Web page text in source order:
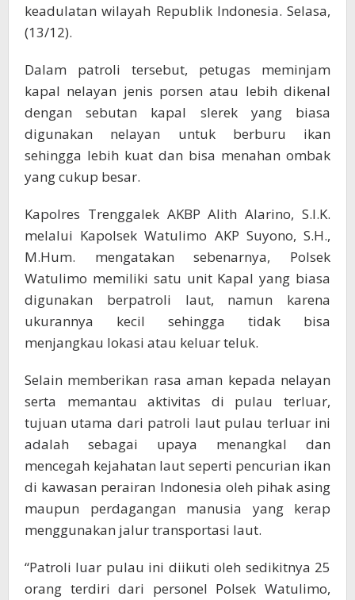
keadulatan wilayah Republik Indonesia. Selasa,
(13/12).
Dalam patroli tersebut, petugas meminjam
kapal nelayan jenis porsen atau lebih dikenal
dengan sebutan kapal slerek yang biasa
digunakan nelayan untuk berburu ikan
sehingga lebih kuat dan bisa menahan ombak
yang cukup besar.
Kapolres Trenggalek AKBP Alith Alarino, S.I.K.
melalui Kapolsek Watulimo AKP Suyono, S.H.,
M.Hum. mengatakan sebenarnya, Polsek
Watulimo memiliki satu unit Kapal yang biasa
digunakan berpatroli laut, namun karena
ukurannya kecil sehingga tidak bisa
menjangkau lokasi atau keluar teluk.
Selain memberikan rasa aman kepada nelayan
serta memantau aktivitas di pulau terluar,
tujuan utama dari patroli laut pulau terluar ini
adalah sebagai upaya menangkal dan
mencegah kejahatan laut seperti pencurian ikan
di kawasan perairan Indonesia oleh pihak asing
maupun perdagangan manusia yang kerap
menggunakan jalur transportasi laut.
“Patroli luar pulau ini diikuti oleh sedikitnya 25
orang terdiri dari personel Polsek Watulimo,